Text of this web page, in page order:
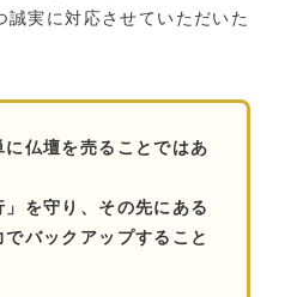
誠実に対応させていただいた
仏壇を売ることではあ
を守り、その先にある
でバックアップすること